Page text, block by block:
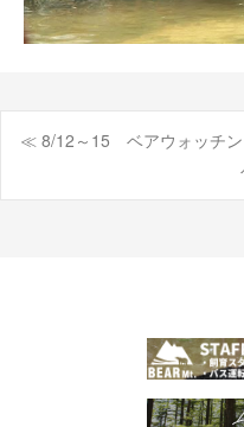
投
≪ 8/12～15 ベアウォッチン